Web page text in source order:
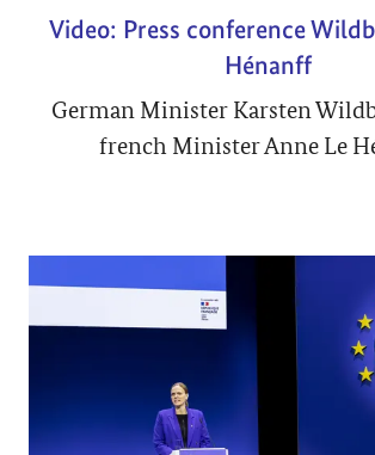
Video: Press conference
Hénanff
German Minister Karsten
french Minister Anne Le